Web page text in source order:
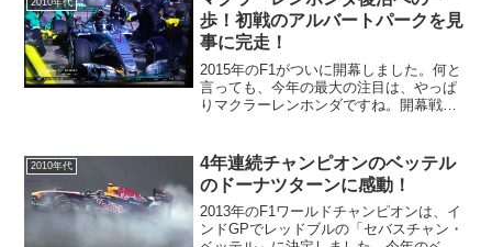
歩！初戦のアルバートパークを見
事に完走！
2015年のF1がついに開幕しました。何と
言っても、今年の最大の注目は、やっぱ
りマクラーレンホンダですね。開幕戦の
私はマクラーレンホンダも大善戦したと
思います。
2010年代
4年連続チャンピオンのベッテル
のドーナツターンに感動！
2013年のF1ワールドチャンピオンは、イ
ンドGPでレッドブルの「セバスチャン・